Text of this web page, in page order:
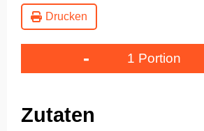
Drucken
- 1 Portion
Zutaten